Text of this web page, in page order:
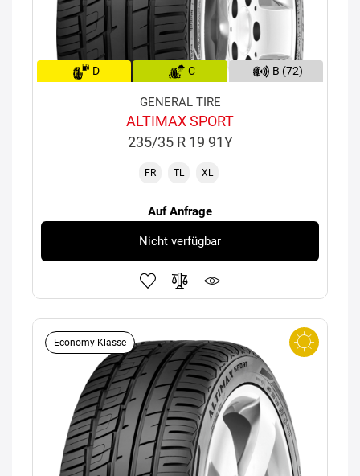
D C B (72)
GENERAL TIRE
ALTIMAX SPORT
235/35 R 19 91Y
FR TL XL
Auf Anfrage
Nicht verfügbar
Economy-Klasse